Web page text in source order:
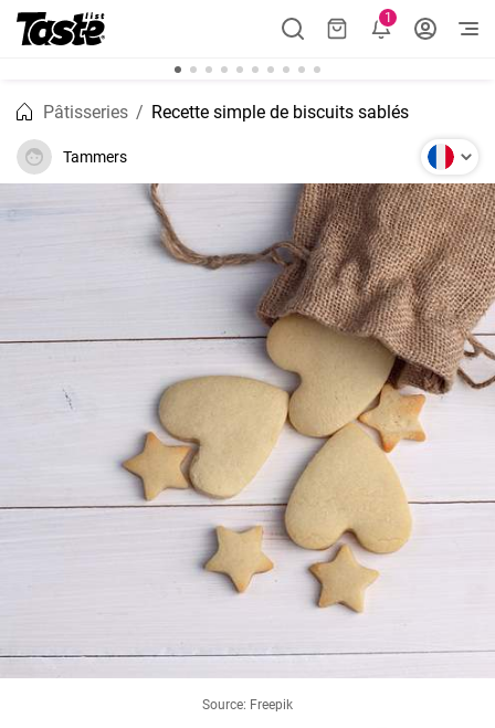
1
Pâtisseries Recette simple de biscuits sablés
Tammers
Source: Freepik